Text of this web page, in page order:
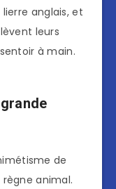
anglais, et
leurs
à main.
de
animal.